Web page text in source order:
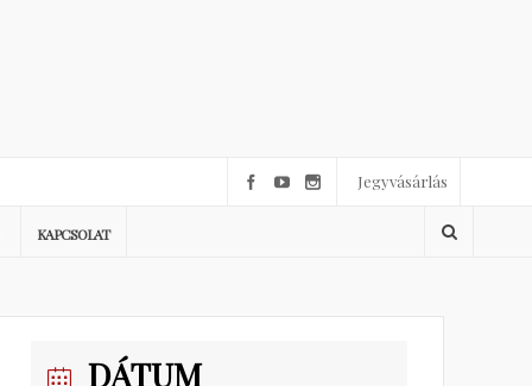
Jegyvásárlás
KAPCSOLAT
DÁTUM